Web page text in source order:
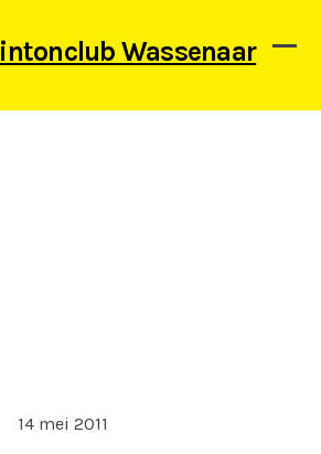
Wassenaar
14 mei 2011